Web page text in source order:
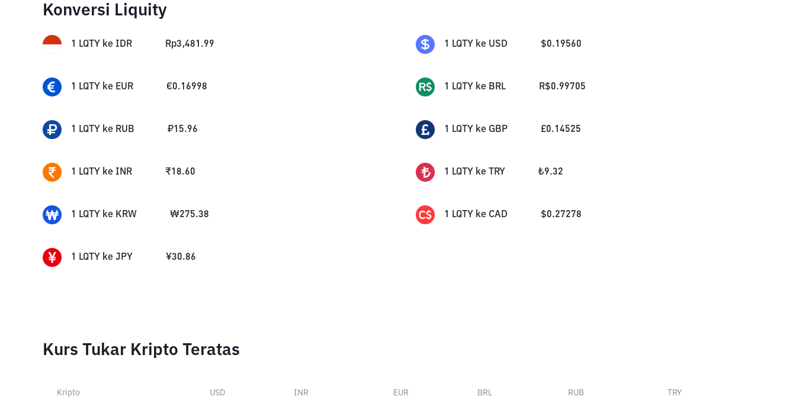
Konversi Liquity
1 LQTY ke IDR Rp3,481.99 1 LQTY ke USD $0.19560
1 LQTY ke EUR €0.16998 1 LQTY ke BRL R$0.99705
1 LQTY ke RUB ₽15.96 1 LQTY ke GBP £0.14525
1 LQTY ke INR ₹18.60 1 LQTY ke TRY ₺9.32
1 LQTY ke KRW ₩275.38 1 LQTY ke CAD $0.27278
1 LQTY ke JPY ¥30.86
Kurs Tukar Kripto Teratas
Kripto USD INR EUR BRL RUB TRY